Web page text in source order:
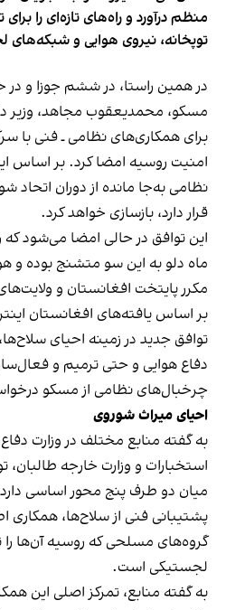
منظم درآورد و راه‌های تازه‌ای را
توپخانه، نیروی هوایی و شبکه‌های
در همین راستا، در ششم جوزا و
مسکو، محمدیعقوب مجاهد، وزیر
برای همکاری‌های نظامی ـ فنی با
امنیت روسیه امضا کرد. بر اساس
نظامی به‌جا مانده از دوران اتحاد
قرار دارد، بازسازی خواهد کرد.
این توافق در حالی امضا می‌شود که
ماه دلو به این سو متشنج بوده و
مکرر پایتخت افغانستان و
بر اساس یافته‌های افغانستان
توافق جدید در زمینه احیای
دفاع هوایی و حتی ترمیم و
چرخبال‌های نظامی از مسکو
احیای میراث شوروی
به گفته منابع مختلف در وزارت
استخبارات و وزارت خارجه
میان دو طرف پنج محور اساسی
پشتیبانی فنی از سلاح‌ها، همکاری
گروه‌های مسلحی که روسیه آن‌ها
لجستیکی است.
به گفته منابع، تمرکز اصلی این